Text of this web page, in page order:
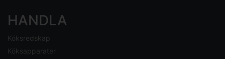
HANDLA
Köksredskap
Köksapparater